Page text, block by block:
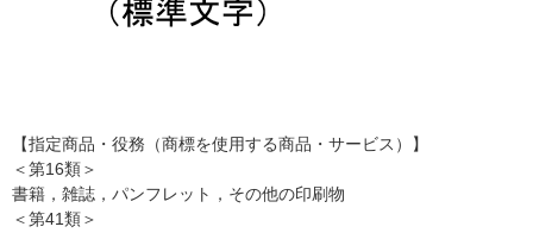
【指定商品・役務（商標を使用する商品・サービス）】
＜第16類＞
書籍，雑誌，パンフレット，その他の印刷物
＜第41類＞